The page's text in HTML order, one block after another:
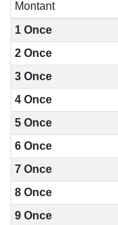
Montant
1 Once
2 Once
3 Once
4 Once
5 Once
6 Once
7 Once
8 Once
9 Once